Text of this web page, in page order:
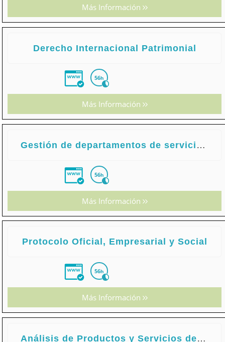
Más Información
Derecho Internacional Patrimonial
56h
Más Información
Gestión de departamentos de servicio de alimentos y bebidas
56h
Más Información
Protocolo Oficial, Empresarial y Social
56h
Más Información
Análisis de Productos y Servicios de Financiación